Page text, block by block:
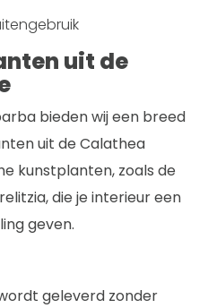
uit de
bieden wij een breed
uit de Calathea
kunstplanten, zoals de
die je interieur een
geven.
geleverd zonder